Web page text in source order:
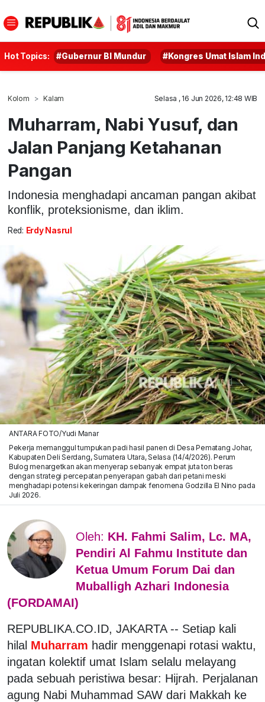
Hot Topics: #Gubernur BI Mundur #Kongres Umat Islam
Kolom Kalam Selasa , 16 Jun 2026, 12:48 WIB
Muharram, Nabi Yusuf, dan
Jalan Panjang Ketahanan
Pangan
Indonesia menghadapi ancaman pangan akibat
konflik, proteksionisme, dan iklim.
Red: Erdy Nasrul
ANTARA FOTO/Yudi Manar
Pekerja memanggul tumpukan padi hasil panen di Desa Pematang Johar,
Kabupaten Deli Serdang, Sumatera Utara, Selasa (14/4/2026). Perum
Bulog menargetkan akan menyerap sebanyak empat juta ton beras
dengan strategi percepatan penyerapan gabah dari petani meski
menghadapi potensi kekeringan dampak fenomena Godzilla El Nino pada
Juli 2026.
Oleh: KH. Fahmi Salim, Lc. MA,
Pendiri Al Fahmu Institute dan
Ketua Umum Forum Dai dan
Muballigh Azhari Indonesia
(FORDAMAI)
REPUBLIKA.CO.ID, JAKARTA -- Setiap kali
hilal Muharram hadir menggenapi rotasi waktu,
ingatan kolektif umat Islam selalu melayang
pada sebuah peristiwa besar: Hijrah. Perjalanan
agung Nabi Muhammad SAW dari Makkah ke